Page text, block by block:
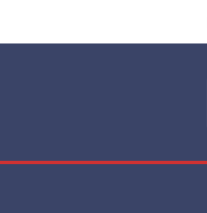
zum
MENU